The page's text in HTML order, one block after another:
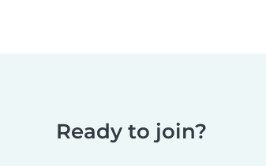
Ready to join?